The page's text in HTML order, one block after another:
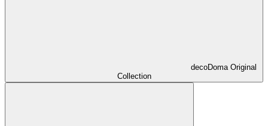
decoDoma Original
Collection